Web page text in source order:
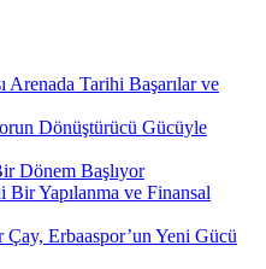
Arenada Tarihi Başarılar ve
Dönüştürücü Gücüyle
Dönem Başlıyor
Bir Yapılanma ve Finansal
Erbaaspor’un Yeni Gücü